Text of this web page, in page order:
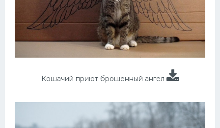
Кошачий приют брошенный ангел